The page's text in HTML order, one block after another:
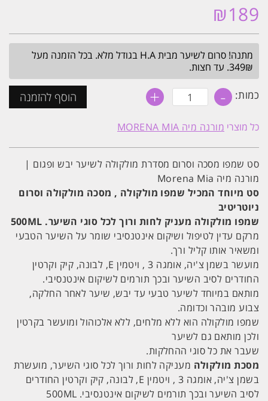
₪189
מתנה! סרום לשיער מבית H.A בגודל מלא. בכל הזמנה מעל
349₪. עד חצות.
כמות: - כמות
של
שמפו
מסכה
מסדרת
מולקולה
לשיער
יבש
ופגום
|
מיה
Morena
Mia
+ הוסף להזמנה
כל מוצרי מורנה מיה MORENA MIA
סט שמפו מסכה וסרום מסדרת מולקולה לשיער יבש ופגום |
מורנה מיה Morena Mia
סט מיוחד המכיל שמפו מולקולה , מסכה מולקולה וסרום
ניוטריטיב
שמפו מולקולה מעניק לחות ורוך לכל סוגי השיער. 500ML
מרקם עדין לטיפול ושיקום אינטנסיבי שומר על השיער הטבעי
ומשאיר אותו קליל ורך.
מועשר בשמן צ'יה, אומגה 3 , ויטמין E, לבונה, קיק וקרטין
החודרים לסיב השיער ובכך תורמים לשיקום אינטנסיבי.
מותאם במיוחד לשיער טבעי עד יבש, שיער לאחר החלקה,
צבוע מובהר וכדומה.
שמפו מולקולה הוא ללא מלחים, ללא אלכוהול ומועשר בקרטין
ולכן מותאם גם לשיער
שעבר את כל סוגי ההחלקות.
מסכת מולקולה מעניקה לחות ורוך לכל סוגי השיער, מועשרת
בשמן צ'יה, אומגה 3 , ויטמין E, לבונה, קיק וקרטין החודרים
לסיב השיער ובכך תורמים לשיקום אינטנסיבי. 500ML